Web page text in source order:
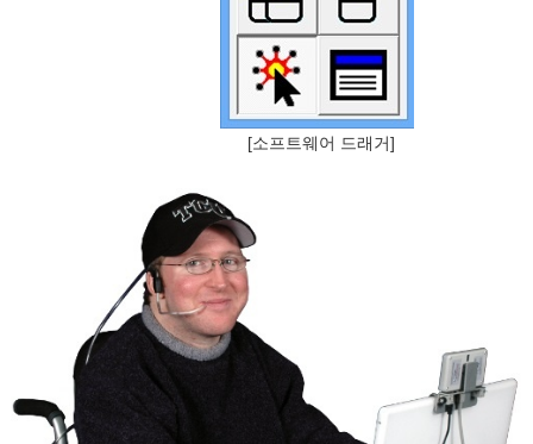
[소프트웨어 드래거]